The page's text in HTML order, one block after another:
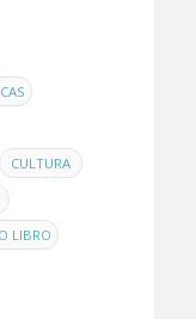
,
CULTURA ,
,
LIBRO ,